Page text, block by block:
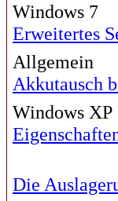
Windows 7
Erweitertes
Allgemein
Akkutausch
Windows XP
Die